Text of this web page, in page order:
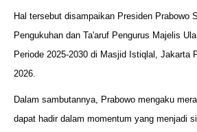
Hal tersebut disampaikan Presiden Prabowo
Pengukuhan dan Ta'aruf Pengurus Majelis
Periode 2025-2030 di Masjid Istiqlal, Jakarta
2026.
Dalam sambutannya, Prabowo mengaku
dapat hadir dalam momentum yang menjadi